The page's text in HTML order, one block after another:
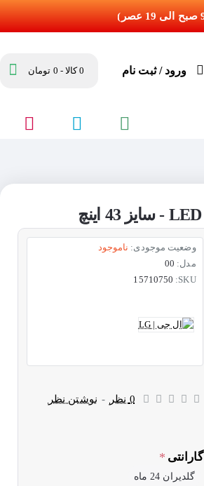
ورود / ثبت نام 0 کالا - 0 تومان
وضعیت موجودی: ناموجود
مدل: 00
SKU:
15710750
0 نظر - نوشتن نظر
گارانتی
گلدیران 24 ماه